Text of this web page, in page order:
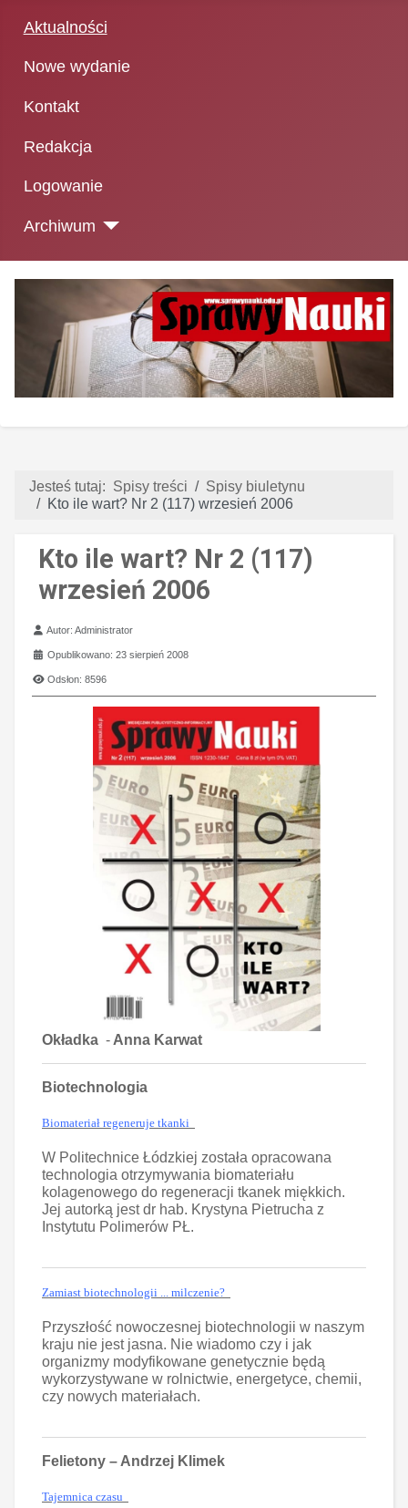
Aktualności
Nowe wydanie
Kontakt
Redakcja
Logowanie
Archiwum
Jesteś tutaj: Spisy treści
Spisy biuletynu
Kto ile wart? Nr 2 (117) wrzesień 2006
Kto ile wart? Nr 2 (117)
wrzesień 2006
Szczegóły
Autor:Administrator
Opublikowano: 23 sierpień 2008
Odsłon: 8596
Okładka - Anna Karwat
Biotechnologia
Biomateriał regeneruje tkanki
W Politechnice Łódzkiej została opracowana
technologia otrzymywania biomateriału
kolagenowego do regeneracji tkanek miękkich.
Jej autorką jest dr hab. Krystyna Pietrucha z
Instytutu Polimerów PŁ.
Zamiast biotechnologii ... milczenie?
Przyszłość nowoczesnej biotechnologii w naszym
kraju nie jest jasna. Nie wiadomo czy i jak
organizmy modyfikowane genetycznie będą
wykorzystywane w rolnictwie, energetyce, chemii,
czy nowych materiałach.
Felietony – Andrzej Klimek
Tajemnica czasu